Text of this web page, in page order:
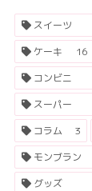
スイーツ
ケーキ
16
コンビニ
スーパー
コラム
3
モンブラン
グッズ